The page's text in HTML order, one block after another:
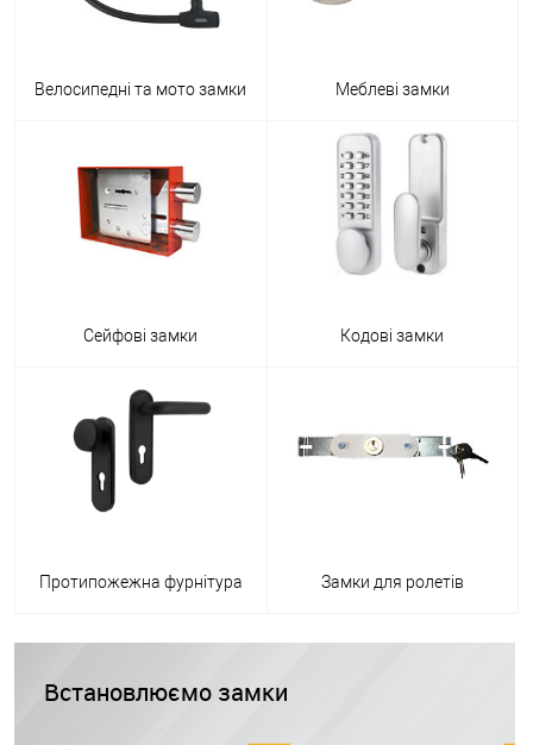
Велосипедні та мото замки Меблеві замки
Сейфові замки Кодові замки
Протипожежна фурнітура Замки для ролетів
Встановлюємо замки